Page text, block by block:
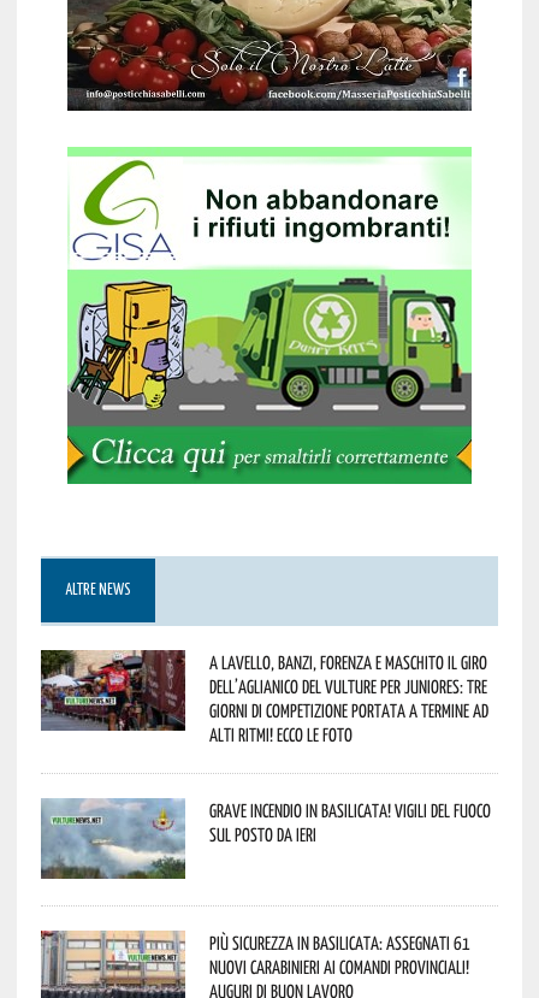
ALTRE NEWS
A Lavello, Banzi, Forenza e Maschito il Giro
dell’Aglianico del Vulture per juniores: tre
giorni di competizione portata a termine ad
alti ritmi! Ecco le foto
Grave incendio in Basilicata! Vigili del fuoco
sul posto da ieri
Più sicurezza in Basilicata: assegnati 61
nuovi Carabinieri ai Comandi provinciali!
Auguri di buon lavoro